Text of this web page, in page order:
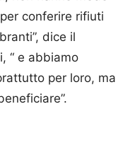
conferire rifiuti
dice il
“ e abbiamo
per loro, ma